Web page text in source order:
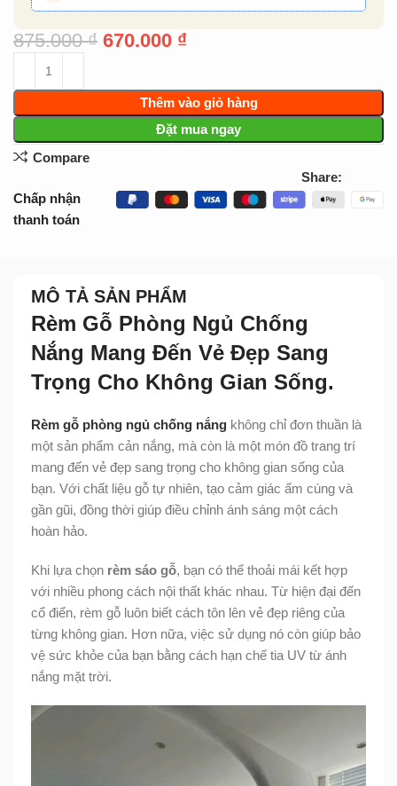
875.000₫ 670.000 ₫
Thêm vào giỏ hàng
Đặt mua ngay
Compare
Share:
Chấp nhận
thanh toán
MÔ TẢ SẢN PHẨM
Rèm Gỗ Phòng Ngủ Chống
Nắng Mang Đến Vẻ Đẹp Sang
Trọng Cho Không Gian Sống.
Rèm gỗ phòng ngủ chống nắng không chỉ đơn thuần là
một sản phẩm cản nắng, mà còn là một món đồ trang trí
mang đến vẻ đẹp sang trọng cho không gian sống của
bạn. Với chất liệu gỗ tự nhiên, tạo cảm giác ấm cúng và
gần gũi, đồng thời giúp điều chỉnh ánh sáng một cách
hoàn hảo.
Khi lựa chọn rèm sáo gỗ, bạn có thể thoải mái kết hợp
với nhiều phong cách nội thất khác nhau. Từ hiện đại đến
cổ điển, rèm gỗ luôn biết cách tôn lên vẻ đẹp riêng của
từng không gian. Hơn nữa, việc sử dụng nó còn giúp bảo
vệ sức khỏe của bạn bằng cách hạn chế tia UV từ ánh
nắng mặt trời.